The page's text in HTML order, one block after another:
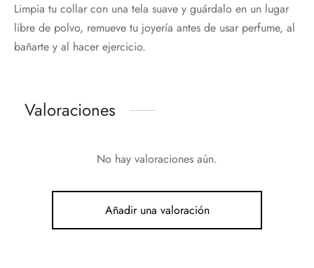
Limpia tu collar con una tela suave y guárdalo en un lugar
libre de polvo, remueve tu joyería antes de usar perfume, al
bañarte y al hacer ejercicio.
Valoraciones
No hay valoraciones aún.
Añadir una valoración